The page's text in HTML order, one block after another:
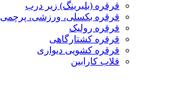
قرقره (بلبرینگ) زیر درب
قرقره بکسلی، ورزشی، پرچمی
قرقره رولیک
قرقره کشتارگاهی
قرقره کشویی دیواری
قلاب کارابین